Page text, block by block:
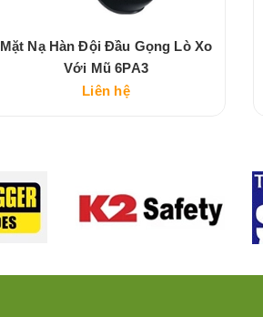
Mặt Nạ Hàn Đội Đầu Gọng Lò Xo
Với Mũ 6PA3
Liên hệ